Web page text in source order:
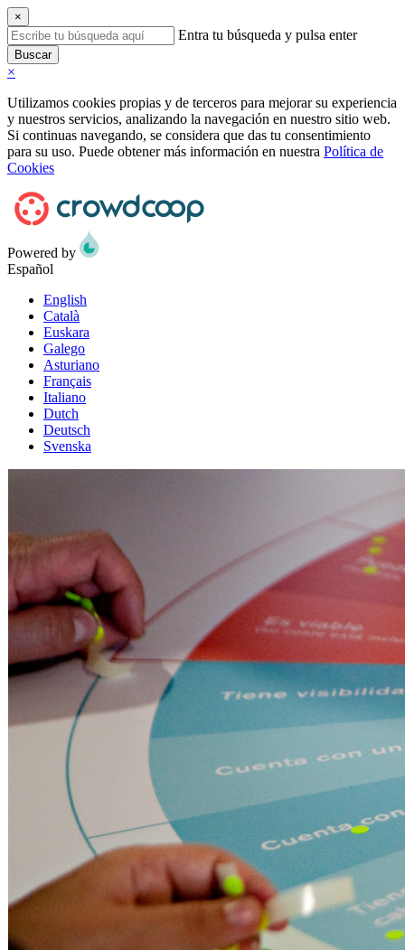
×
Entra tu búsqueda y pulsa enter
Buscar
×
Utilizamos cookies propias y de terceros para mejorar su experiencia
y nuestros servicios, analizando la navegación en nuestro sitio web.
Si continuas navegando, se considera que das tu consentimiento
para su uso. Puede obtener más información en nuestra Política de
Cookies
Powered by
Español
English
Català
Euskara
Galego
Asturiano
Français
Italiano
Dutch
Deutsch
Svenska